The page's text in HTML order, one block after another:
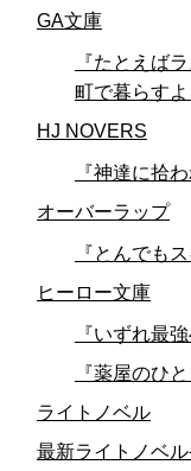
GA文庫
『たとえば
町で暮らすよ
HJ NOVERS
『神達に拾
オーバーラップ
『とんでも
ヒーロー文庫
『いずれ最
『薬屋のひ
ライトノベル
最新ライトノベ